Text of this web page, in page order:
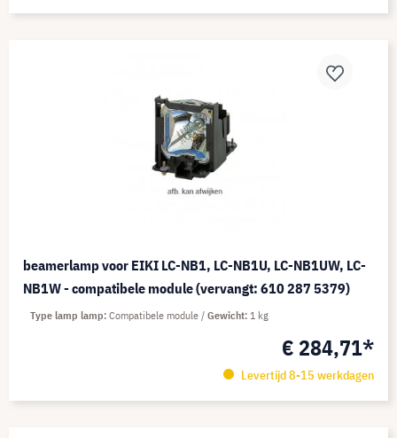
beamerlamp voor EIKI LC-NB1, LC-NB1U, LC-NB1UW, LC-
NB1W - compatibele module (vervangt: 610 287 5379)
€ 284,71*
Levertijd 8-15 werkdagen
Type lamp lamp Compatibele module Gewicht 1 kg